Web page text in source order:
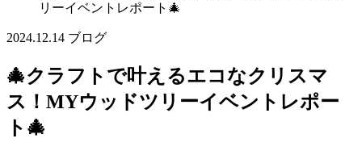
リーイベントレポート🎄
2024.12.14 ブログ
🎄クラフトで叶えるエコなクリスマ
ス！MYウッドツリーイベントレポー
ト🎄